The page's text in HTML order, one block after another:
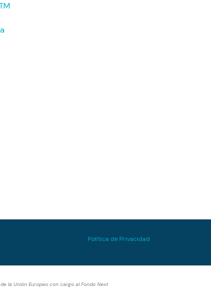
Política de Privacidad
la Unión Europeo con cargo al Fondo Next